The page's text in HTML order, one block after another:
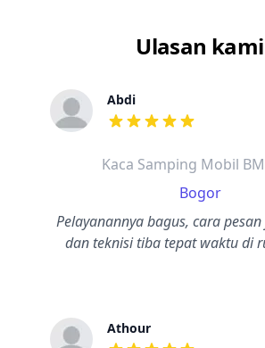
Ulasan kami
Abdi
dari ulasan adalah
Kaca Samping Mobil
Bogor
Pelayanannya bagus, cara
dan teknisi tiba tepat waktu di
Athour